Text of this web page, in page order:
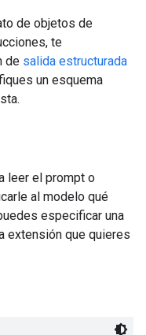
de objetos de
te
de salida estructurada
un esquema
leer el prompt o
al modelo qué
especificar una
extensión que quieres